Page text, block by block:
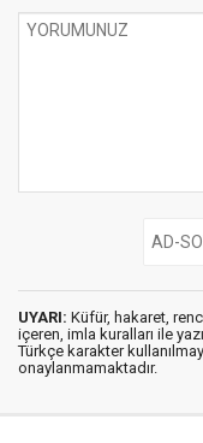
UYARI: Küfür, hakaret,
içeren, imla kuralları ile
Türkçe karakter
onaylanmamaktadır.